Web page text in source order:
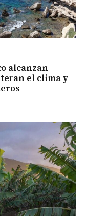
alcanzan
el clima y